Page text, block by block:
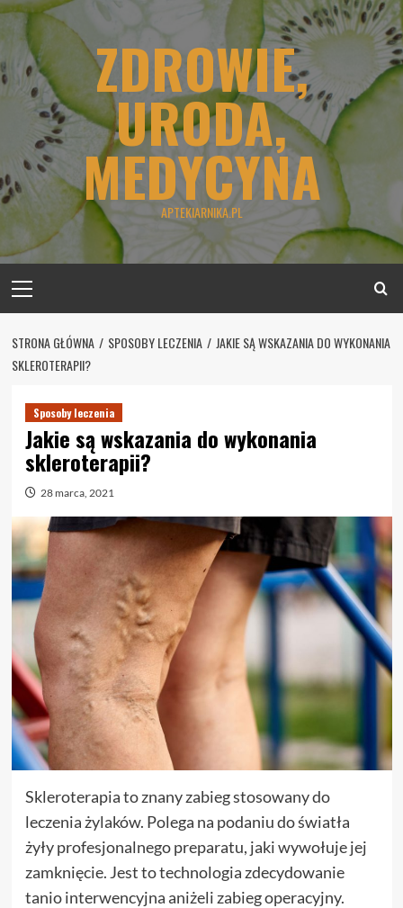
Skip
content
ZDROWIE,
URODA,
MEDYCYNA
APTEKIARNIKA.PL
Menu
STRONA GŁÓWNA SPOSOBY LECZENIA
JAKIE SĄ WSKAZANIA DO WYKONANIA
SKLEROTERAPII?
Sposoby leczenia
Jakie są wskazania do wykonania
skleroterapii?
28 marca, 2021
Skleroterapia to znany zabieg stosowany do
leczenia żylaków. Polega na podaniu do światła
żyły profesjonalnego preparatu, jaki wywołuje jej
zamknięcie. Jest to technologia zdecydowanie
tanio interwencyjna aniżeli zabieg operacyjny.